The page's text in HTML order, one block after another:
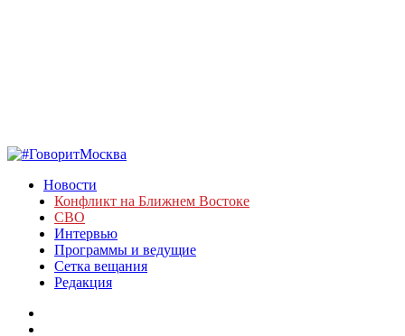
Новости
Конфликт на Ближнем Востоке
СВО
Интервью
Программы и ведущие
Сетка вещания
Редакция